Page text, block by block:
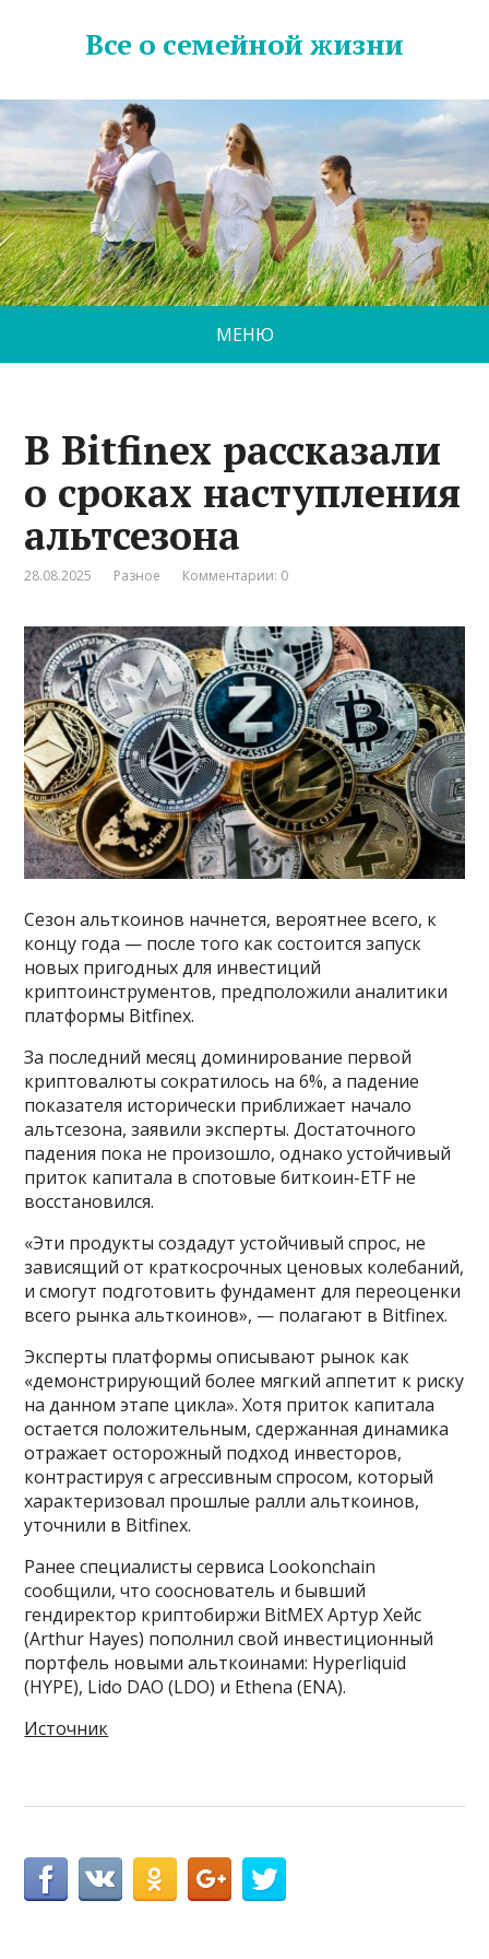
Все о семейной жизни
МЕНЮ
В Bitfinex рассказали
о сроках наступления
альтсезона
28.08.2025 Разное Комментарии: 0
Сезон альткоинов начнется, вероятнее всего, к
концу года — после того как состоится запуск
новых пригодных для инвестиций
криптоинструментов, предположили аналитики
платформы Bitfinex.
За последний месяц доминирование первой
криптовалюты сократилось на 6%, а падение
показателя исторически приближает начало
альтсезона, заявили эксперты. Достаточного
падения пока не произошло, однако устойчивый
приток капитала в спотовые биткоин-ETF не
восстановился.
«Эти продукты создадут устойчивый спрос, не
зависящий от краткосрочных ценовых колебаний,
и смогут подготовить фундамент для переоценки
всего рынка альткоинов», — полагают в Bitfinex.
Эксперты платформы описывают рынок как
«демонстрирующий более мягкий аппетит к риску
на данном этапе цикла». Хотя приток капитала
остается положительным, сдержанная динамика
отражает осторожный подход инвесторов,
контрастируя с агрессивным спросом, который
характеризовал прошлые ралли альткоинов,
уточнили в Bitfinex.
Ранее специалисты сервиса Lookonchain
сообщили, что сооснователь и бывший
гендиректор криптобиржи BitMEX Артур Хейс
(Arthur Hayes) пополнил свой инвестиционный
портфель новыми альткоинами: Hyperliquid
(HYPE), Lido DAO (LDO) и Ethena (ENA).
Источник